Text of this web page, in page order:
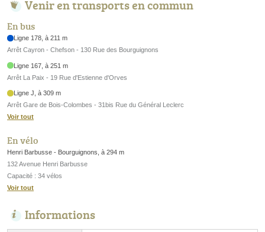
Venir en transports en commun
En bus
Ligne 178, à 211 m
Arrêt Cayron - Chefson - 130 Rue des Bourguignons
Ligne 167, à 251 m
Arrêt La Paix - 19 Rue d'Estienne d'Orves
Ligne J, à 309 m
Arrêt Gare de Bois-Colombes - 31bis Rue du Général Leclerc
Voir tout
En vélo
Henri Barbusse - Bourguignons, à 294 m
132 Avenue Henri Barbusse
Capacité : 34 vélos
Voir tout
Informations